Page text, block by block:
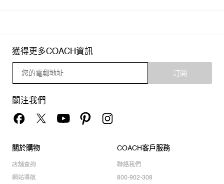
獲得更多COACH資訊
訂閱
關注我們
關於購物
店舖查詢
網站導航
COACH客戶服務
聯絡我們
800-902-308